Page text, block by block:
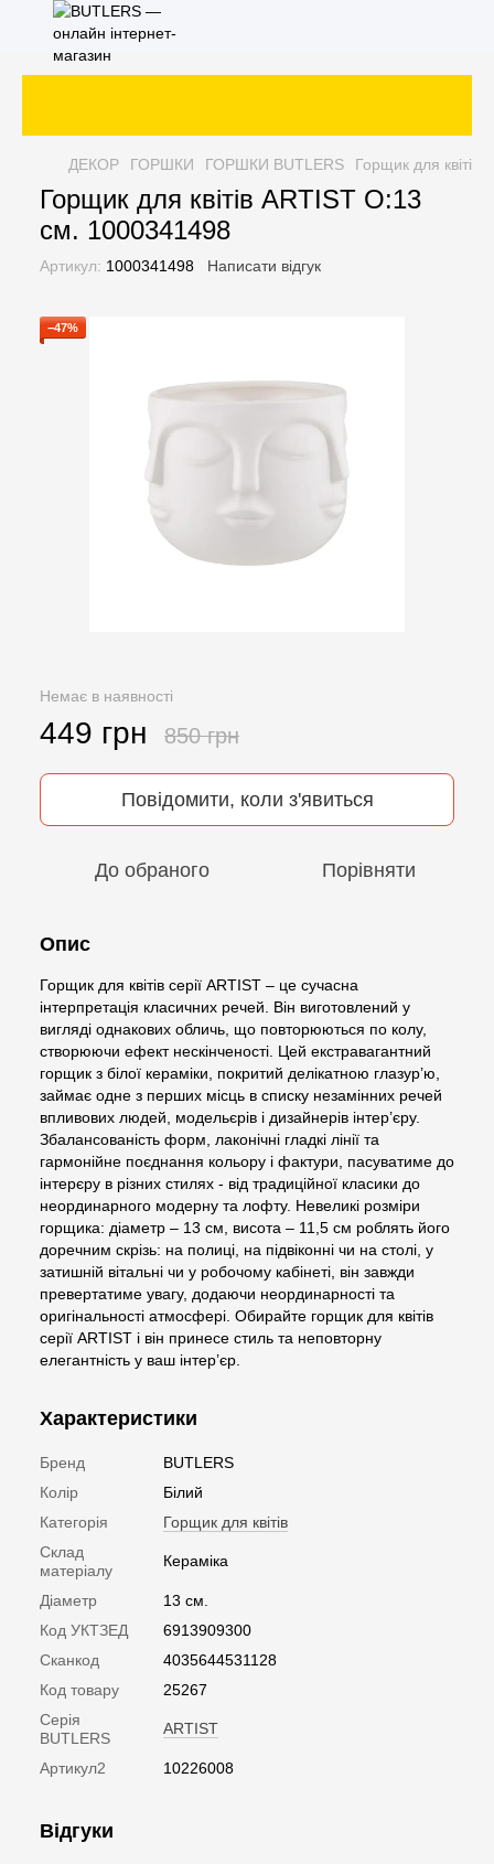
ДЕКОР ГОРШКИ ГОРШКИ BUTLERS Горщик для
Горщик для квітів ARTIST O:13
см. 1000341498
Артикул: 1000341498 Написати відгук
−47%
Немає в наявності
449 грн 850 грн
Повідомити, коли з'явиться
До обраного Порівняти
Опис
Горщик для квітів серії ARTIST – це сучасна
інтерпретація класичних речей. Він виготовлений у
вигляді однакових обличь, що повторюються по колу,
створюючи ефект нескінченості. Цей екстравагантний
горщик з білої кераміки, покритий делікатною глазур’ю,
займає одне з перших місць в списку незамінних речей
впливових людей, модельєрів і дизайнерів інтер’єру.
Збалансованість форм, лаконічні гладкі лінії та
гармонійне поєднання кольору і фактури, пасуватиме до
інтерєру в різних стилях - від традиційної класики до
неординарного модерну та лофту. Невеликі розміри
горщика: діаметр – 13 см, висота – 11,5 см роблять його
доречним скрізь: на полиці, на підвіконні чи на столі, у
затишній вітальні чи у робочому кабінеті, він завжди
превертатиме увагу, додаючи неординарності та
оригінальності атмосфері. Обирайте горщик для квітів
серії ARTIST і він принесе стиль та неповторну
елегантність у ваш інтер’єр.
Характеристики
Бренд
BUTLERS
Колір
Білий
Категорія
Горщик для квітів
Склад
матеріалу
Кераміка
Діаметр
13 см.
Код УКТЗЕД
6913909300
Сканкод
4035644531128
Код товару
25267
Серія
BUTLERS
ARTIST
Артикул2 10226008
Відгуки